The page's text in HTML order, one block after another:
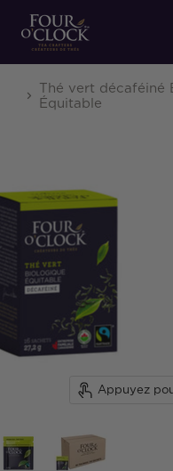
Thé vert décaféiné
Équitable
Appuyez
undefined
View Cart